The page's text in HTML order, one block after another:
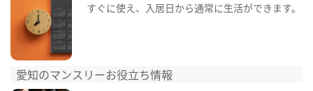
すぐに使え、入居日から通常に生活ができます。
愛知のマンスリーお役立ち情報